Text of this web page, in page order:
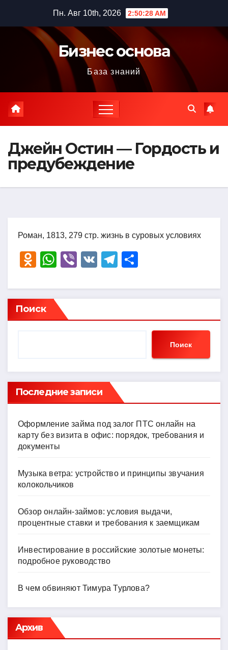
содержимому
Пн. Авг 10th, 2026 2:50:29 AM
Бизнес основа
База знаний
Джейн Остин — Гордость и
предубеждение
Роман, 1813, 279 стр. жизнь в суровых условиях
O
n
o
kl
ni
ki
W
at
s
A
Vi
er
V
T
e
a
р
в
ть
Поиск
Поиск
Последние записи
Оформление займа под залог ПТС онлайн на
карту без визита в офис: порядок, требования и
документы
Музыка ветра: устройство и принципы звучания
колокольчиков
Обзор онлайн-займов: условия выдачи,
процентные ставки и требования к заемщикам
Инвестирование в российские золотые монеты:
подробное руководство
В чем обвиняют Тимура Турлова?
Архив